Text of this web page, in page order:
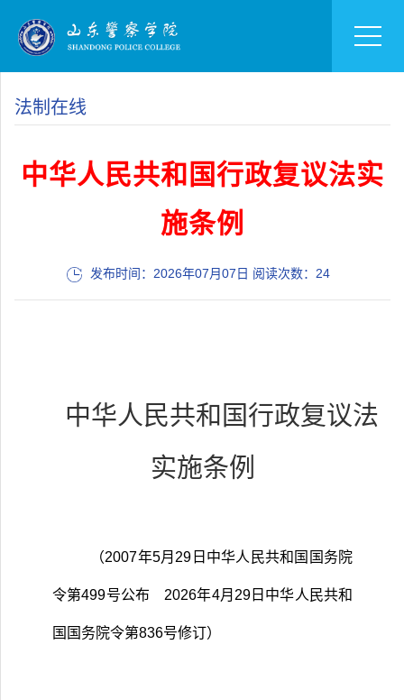
法制在线
中华人民共和国行政复议法实
施条例
发布时间：2026年07月07日 阅读次数： 24
中华人民共和国行政复议法
实施条例
（2007年5月 29 日中华人民共和国国务院
令第499号公布 2026年4月 29日中华人民共和
国国务院令第836号修订）